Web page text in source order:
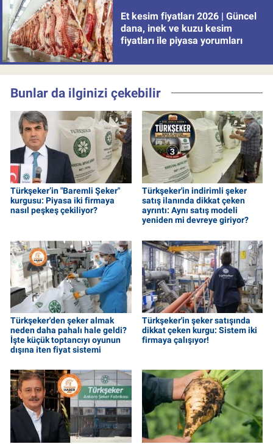
Et kesim fiyatları 2026 | Güncel
dana, inek ve kuzu kesim
fiyatları ile piyasa yorumları
Bunlar da ilginizi çekebilir
Türkşeker’in "Baremli Şeker"
kurgusu: Piyasa iki firmaya
nasıl peşkeş çekiliyor?
Türkşeker'in indirimli şeker
satış ilanında dikkat çeken
ayrıntı: Aynı satış modeli
yeniden mi devreye giriyor?
Türkşeker'den şeker almak
neden daha pahalı hale geldi?
İşte küçük toptancıyı oyunun
dışına iten fiyat sistemi
Türkşeker'in şeker satışında
dikkat çeken kurgu: Sistem iki
firmaya çalışıyor!